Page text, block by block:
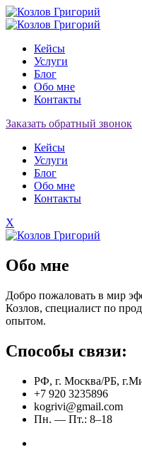
Кейсы
Услуги
Блог
Обо мне
Контакты
Заказать обратный звонок
Кейсы
Услуги
Блог
Обо мне
Контакты
X
Обо мне
Добро пожаловать в мир
Козлов, специалист по
опытом.
Способы связи:
РФ, г. Москва/РБ,
+7 920 3235896
kogrivi@gmail.com
Пн. — Пт.: 8–18